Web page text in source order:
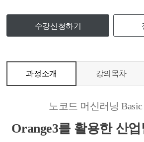
수강신청하기
과정소개 강의목차
노코드 머신러닝
Orange3를 활용한 산